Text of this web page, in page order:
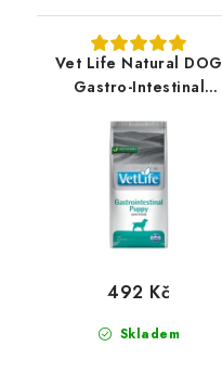
Vet Life Natural DOG
Gastro-Intestinal
Skladem
492 Kč